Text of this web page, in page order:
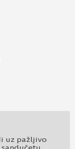
uz pažljivo